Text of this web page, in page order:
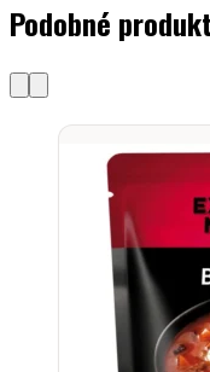
Podobné